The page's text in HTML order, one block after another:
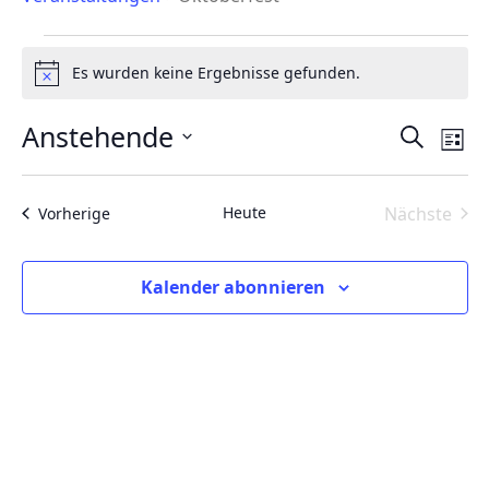
Veranstaltungen
HinweisEs wurden keine Ergebnisse gefunden.
Suche
und
SucheListe
Anstehende
Datum
VorherigeVeranstaltungenHeute
Nächste
Kalender abonnieren